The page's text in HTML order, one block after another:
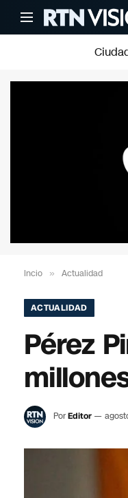
Incio » Actualidad
ACTUALIDAD
Pérez
PorEditor